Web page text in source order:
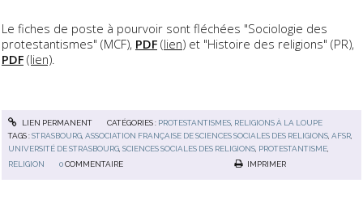
Le fiches de poste à pourvoir sont fléchées "Sociologie des
protestantismes" (MCF), PDF (lien) et "Histoire des religions" (PR),
PDF (lien)
LIEN PERMANENT CATÉGORIES : PROTESTANTISMES, RELIGIONS À LA LOUPE
TAGS :STRASBOURG,ASSOCIATION FRANÇAISE DE SCIENCES SOCIALES DES RELIGIONS,AFSR,
UNIVERSITÉ DE STRASBOURG,SCIENCES SOCIALES DES RELIGIONS, PROTESTANTISME,
RELIGION
0 COMMENTAIRE IMPRIMER